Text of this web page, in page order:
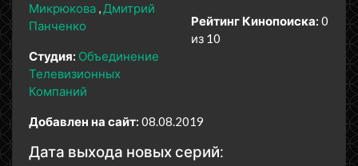
Микрюкова Дмитрий
Панченко
Студия: Объединение
Телевизионных
Компаний
Рейтинг Кинопоиска: 0
из 10
Добавлен на сайт: 08.08.2019
Дата выхода новых серий: